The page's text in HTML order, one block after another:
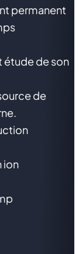
permanent
étude de son
de
ion